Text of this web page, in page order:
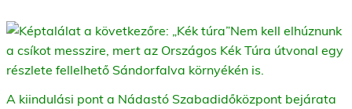
Nem kell elhúznunk
a csíkot messzire, mert az Országos Kék Túra útvonal egy
részlete fellelhető Sándorfalva környékén is.
A kiindulási pont a Nádastó Szabadidőközpont bejárata